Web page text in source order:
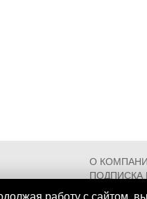
работу с сайтом,
О
ПОДПИСКА
СХЕМА